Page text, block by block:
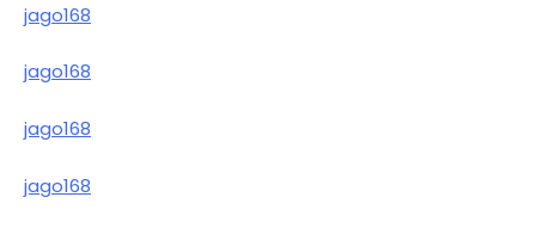
jago168
jago168
jago168
jago168